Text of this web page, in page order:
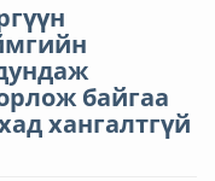
байгаа
хангалтгүй